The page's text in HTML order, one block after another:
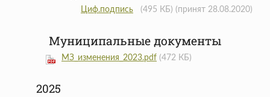
Циф.подпись (495 КБ) (принят 28.08.2020)
Муниципальные документы
МЗ_изменения_2023.pdf (472 КБ)
2025